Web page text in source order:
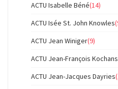
ACTU Isabelle Béné(14)
ACTU Isée St. John Knowles
ACTU Jean Winiger(9)
ACTU Jean-François
ACTU Jean-Jacques Dayries